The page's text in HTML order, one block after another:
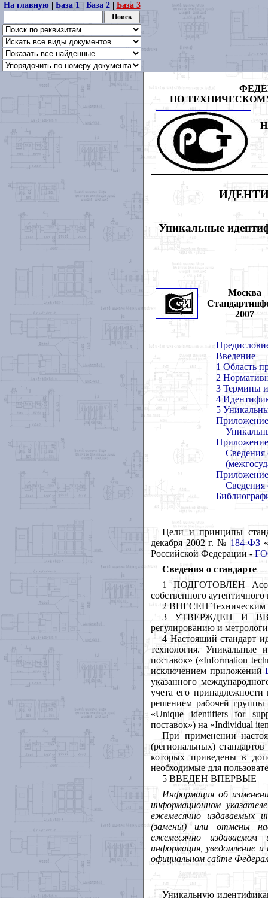
На главную| База 1| База 2| База 3
ПО
Уникальные
Москва
2007
Введение
1 Область
2
3 Термины
4
5
Сведения
Сведения
Цели и принципы
декабря 2002 г. № 184-ФЗ
Российской Федерации -
Сведения о стандарте
1 ПОДГОТОВЛЕН
собственного
2 ВНЕСЕН Техническим
3 УТВЕРЖДЕН И
регулированию и
4 Настоящий стандарт
технология. Уникальные
поставок» («Information
исключением приложений
указанного
учета его принадлежности
решением рабочей
«Unique identifiers for
поставок») на «Individual
При применении
(региональных)
которых приведены в
необходимые для
5 ВВЕДЕН ВПЕРВЫЕ
Информация об
информационном
ежемесячно издаваемых
(замены) или отмены
ежемесячно издаваемом
информация, уведомление
официальном сайте
Уникальную